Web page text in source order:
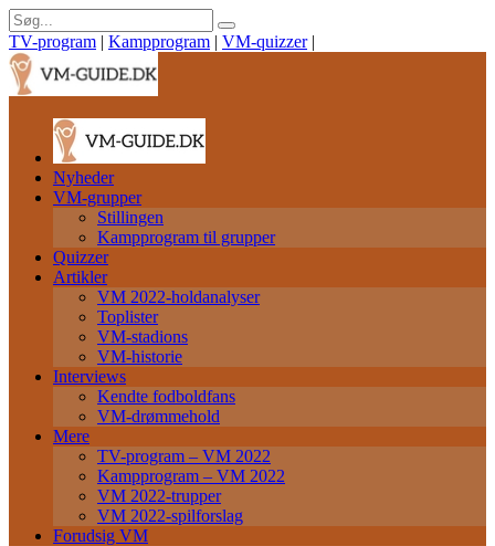
TV-program | Kampprogram | VM-quizzer |
Nyheder
VM-grupper
Stillingen
Kampprogram til grupper
Quizzer
Artikler
VM 2022-holdanalyser
Toplister
VM-stadions
VM-historie
Interviews
Kendte fodboldfans
VM-drømmehold
Mere
TV-program – VM 2022
Kampprogram – VM 2022
VM 2022-trupper
VM 2022-spilforslag
Forudsig VM